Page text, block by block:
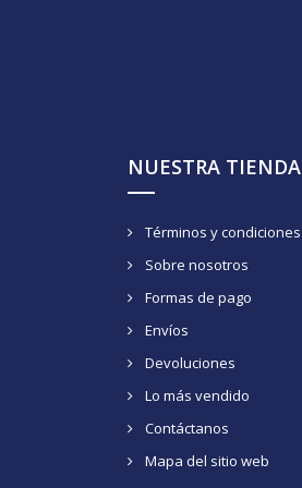
NUESTRA TIENDA
Términos y condiciones
Sobre nosotros
Formas de pago
Envíos
Devoluciones
Lo más vendido
Contáctanos
Mapa del sitio web